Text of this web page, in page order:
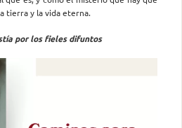
tierra y la vida eterna.
por los fieles difuntos